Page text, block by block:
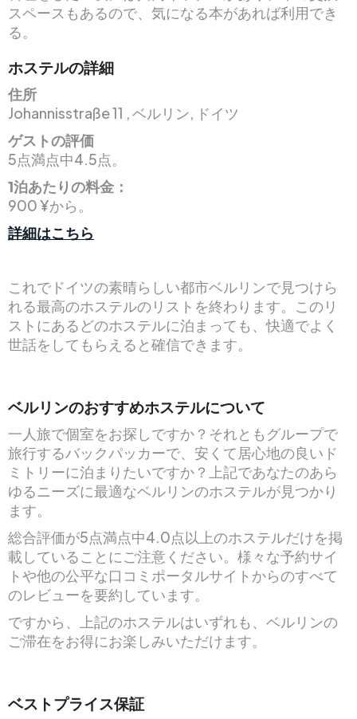
スペースもあるので、気になる本があれば利用でき
る。
ホステルの詳細
住所
Johannisstraße 11 , ベルリン, ドイツ
ゲストの評価
5点満点中4.5点。
1泊あたりの料金：
900 ¥から。
詳細はこちら
これでドイツの素晴らしい都市ベルリンで見つけら
れる最高のホステルのリストを終わります。このリ
ストにあるどのホステルに泊まっても、快適でよく
世話をしてもらえると確信できます。
ベルリンのおすすめホステルについて
一人旅で個室をお探しですか？それともグループで
旅行するバックパッカーで、安くて居心地の良いド
ミトリーに泊まりたいですか？上記であなたのあら
ゆるニーズに最適なベルリンのホステルが見つかり
ます。
総合評価が5点満点中4.0点以上のホステルだけを掲
載していることにご注意ください。様々な予約サイ
トや他の公平な口コミポータルサイトからのすべて
のレビューを要約しています。
ですから、上記のホステルはいずれも、ベルリンの
ご滞在をお得にお楽しみいただけます。
ベストプライス保証